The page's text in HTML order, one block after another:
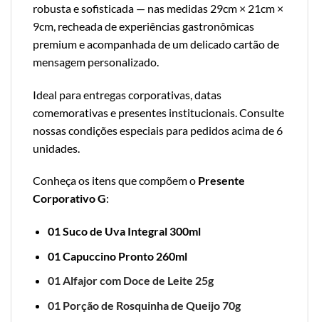
robusta e sofisticada — nas medidas 29cm × 21cm ×
9cm, recheada de experiências gastronômicas
premium e acompanhada de um delicado cartão de
mensagem personalizado.
Ideal para entregas corporativas, datas
comemorativas e presentes institucionais. Consulte
nossas condições especiais para pedidos acima de 6
unidades.
Conheça os itens que compõem o Presente
Corporativo G:
01 Suco de Uva Integral 300ml
01 Capuccino Pronto 260ml
01 Alfajor com Doce de Leite 25g
01 Porção de Rosquinha de Queijo 70g